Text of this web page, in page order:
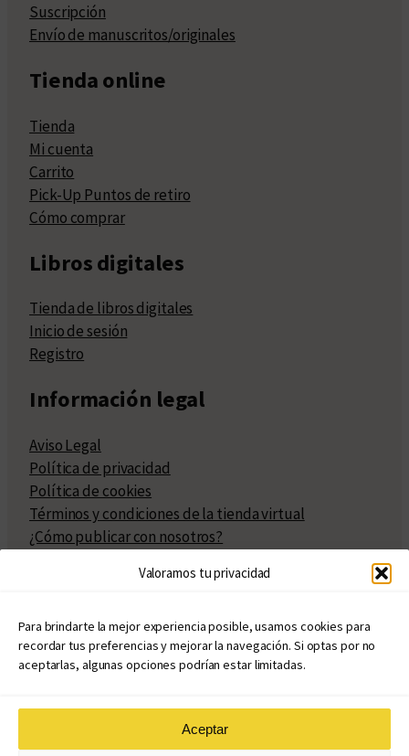
Valoramos tu privacidad
Para brindarte la mejor experiencia posible, usamos cookies para
recordar tus preferencias y mejorar la navegación. Si optas por no
aceptarlas, algunas opciones podrían estar limitadas.
Aceptar
Suscripción
Envío de manuscritos/originales
Tienda online
Tienda
Mi cuenta
Carrito
Pick-Up Puntos de retiro
Cómo comprar
Libros digitales
Tienda de libros digitales
Inicio de sesión
Registro
Información legal
Aviso Legal
Política de privacidad
Política de cookies
Términos y condiciones de la tienda virtual
¿Cómo publicar con nosotros?
Políticas de publicación
Políticas de coedición
Atribuciones